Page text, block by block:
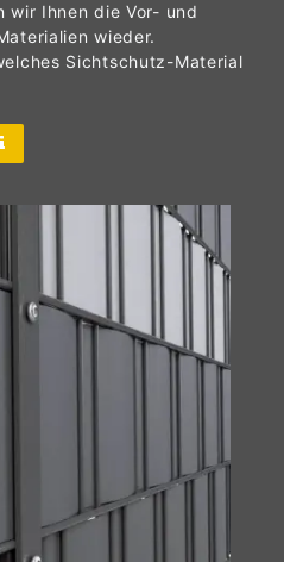
wir Ihnen die Vor- und
wieder.
Sichtschutz-Material